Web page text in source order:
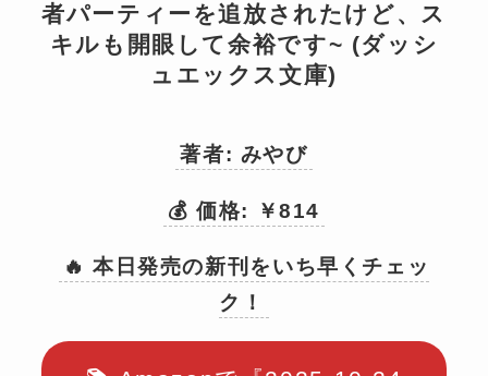
者パーティーを追放されたけど、ス
キルも開眼して余裕です~ (ダッシ
ュエックス文庫)
著者: みやび
💰 価格: ￥814
🔥 本日発売の新刊をいち早くチェッ
ク！